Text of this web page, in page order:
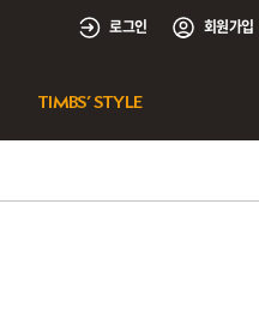
로그인 회원가입
TIMBS’ STYLE